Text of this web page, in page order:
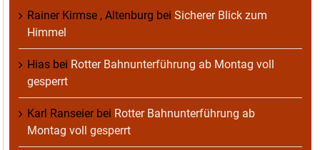
Rainer Kirmse , Altenburg bei Sicherer Blick zum
Himmel
Hias bei Rotter Bahnunterführung ab Montag voll
gesperrt
Karl Ranseierbei Rotter Bahnunterführung ab
Montag voll gesperrt